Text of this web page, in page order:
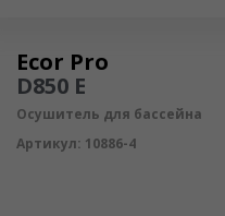
Осушитель
Ecor Pro
D850 E
Осушитель для бассейна
Артикул: 10886-4